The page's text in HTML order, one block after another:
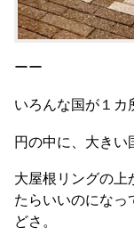
ーー
いろんな国が１カ
円の中に、大きい
大屋根リングの上
たらいいのになっ
どさ。